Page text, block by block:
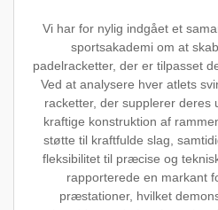
Vi har for nylig indgået et
sportsakademi om at
padelracketter, der er tilpasset
Ved at analysere hver atlets
racketter, der supplerer deres
kraftige konstruktion af
støtte til kraftfulde slag,
fleksibilitet til præcise og
rapporterede en markant
præstationer, hvilket